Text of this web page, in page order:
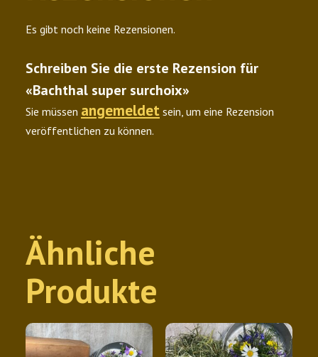
Es gibt noch keine Rezensionen.
Schreiben Sie die erste Rezension für
«Bachthal super surchoix»
Sie müssen angemeldet sein, um eine Rezension
veröffentlichen zu können.
Ähnliche
Produkte